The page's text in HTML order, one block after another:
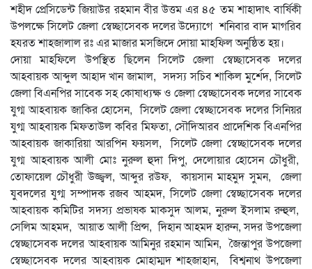
শহীদ প্রেসিডেন্ট জিয়াউর রহমান বীর উত্তম এর ৪৫ তম শাহাদাৎ বার্ষিকী
উপলক্ষে সিলেট জেলা স্বেচ্ছাসেবক দলের উদ্যোগে শনিবার বাদ মাগরিব
হযরত শাহজালাল রঃ এর মাজার মসজিদে দোয়া মাহফিল অনুষ্ঠিত হয়।
দোয়া মাহফিলে উপস্থিত ছিলেন সিলেট জেলা স্বেচ্ছাসেবক দলের
আহবায়ক আব্দুল আহাদ খান জামাল, সদস্য সচিব শাকিল মুর্শেদ, সিলেট
জেলা বিএনপির সাবেক সহ কোষাধ্যক্ষ ও জেলা স্বেচ্ছাসেবক দলের সাবেক
যুগ্ম আহবায়ক জাকির হোসেন, সিলেট জেলা স্বেচ্ছাসেবক দলের সিনিয়র
যুগ্ম আহবায়ক মিফতাউল কবির মিফতা, সৌদিআরব প্রাদেশিক বিএনপির
আহবায়ক জাকারিয়া আরপিন ফয়সল, সিলেট জেলা স্বেচ্ছাসেবক দলের
যুগ্ম আহবায়ক আলী মোঃ নুরুল হুদা দিপু, দেলোয়ার হোসেন চৌধুরী,
তোফায়েল চৌধুরী উজ্জ্বল, আব্দুর রউফ, কায়সান মাহমুদ সুমন, জেলা
যুবদলের যুগ্ম সম্পাদক রজব আহমদ, সিলেট জেলা স্বেচ্ছাসেবক দলের
আহবায়ক কমিটির সদস্য প্রভাষক মাকসুদ আলম, নুরুল ইসলাম রুহুল,
সেলিম আহমদ, আয়াত আলী প্রিন্স, দিহান আহমদ হারুন, সদর উপজেলা
স্বেচ্ছাসেবক দলের আহবায়ক আমিনুর রহমান আমিন, জৈন্তাপুর উপজেলা
স্বেচ্ছাসেবক দলের আহবায়ক মোহাম্মদ শাহজাহান, বিশ্বনাথ উপজেলা